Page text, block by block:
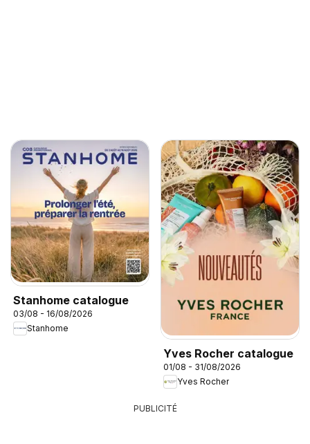
Stanhome catalogue
03/08 - 16/08/2026
Stanhome
Yves Rocher catalogue
01/08 - 31/08/2026
Yves Rocher
PUBLICITÉ